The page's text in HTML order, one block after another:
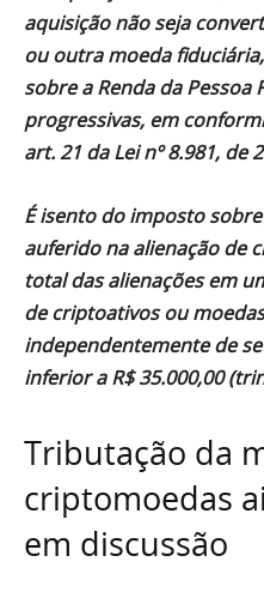
aquisição não seja
ou outra moeda
sobre a Renda da Pessoa
progressivas, em
art. 21 da Lei nº 8.981, de
É isento do imposto
auferido na alienação de
total das alienações em
de criptoativos ou
independentemente de
inferior a R$ 35.000,00
Tributação da
criptomoedas
em discussão